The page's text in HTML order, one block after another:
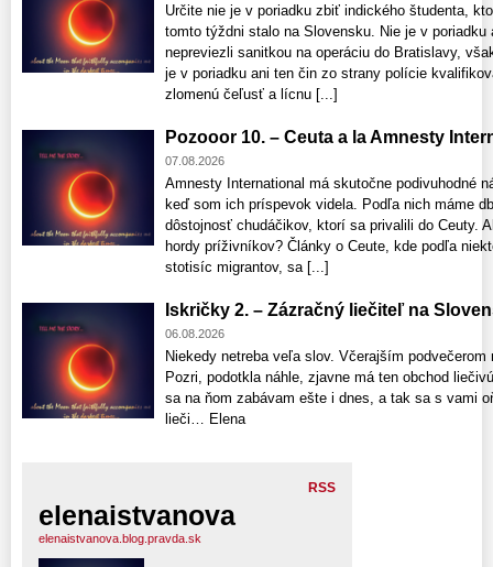
Určite nie je v poriadku zbiť indického študenta,
tomto týždni stalo na Slovensku. Nie je v
nepreviezli sanitkou na operáciu do Bratislavy,
je v poriadku ani ten čin zo strany polície
zlomenú čeľusť a lícnu [...]
Pozooor 10. – Ceuta a la Amnesty
07.08.2026
Amnesty International má skutočne podivuhodné
keď som ich príspevok videla. Podľa nich máme
dôstojnosť chudáčikov, ktorí sa privalili do Ceuty.
hordy príživníkov? Články o Ceute, kde podľa
stotisíc migrantov, sa [...]
Iskričky 2. – Zázračný liečiteľ na
06.08.2026
Niekedy netreba veľa slov. Včerajším
Pozri, podotkla náhle, zjavne má ten obchod
sa na ňom zabávam ešte i dnes, a tak sa s vami
lieči… Elena
RSS
elenaistvanova
elenaistvanova.blog.pravda.sk